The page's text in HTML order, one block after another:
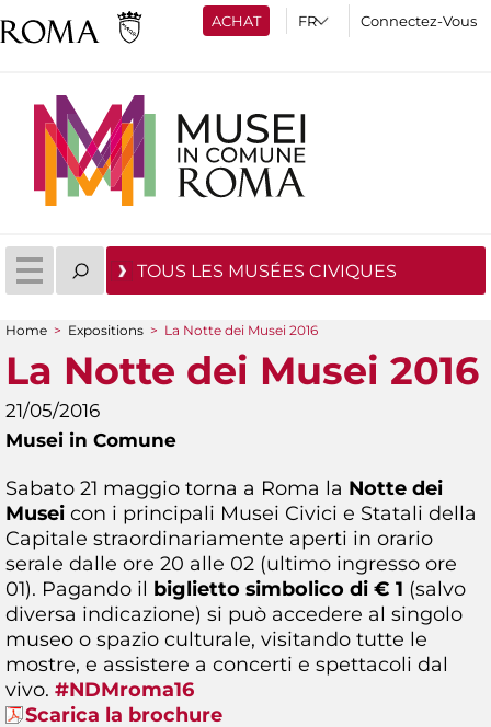
ACHAT Connectez-Vous
TOUS LES MUSÉES CIVIQUES
You are here
Home > Expositions > La Notte dei Musei 2016
La Notte dei Musei 2016
21/05/2016
Musei in Comune
Sabato 21 maggio torna a Roma la Notte dei
Musei con i principali Musei Civici e Statali della
Capitale straordinariamente aperti in orario
serale dalle ore 20 alle 02 (ultimo ingresso ore
01). Pagando il biglietto simbolico di € 1 (salvo
diversa indicazione) si può accedere al singolo
museo o spazio culturale, visitando tutte le
mostre, e assistere a concerti e spettacoli dal
vivo. #NDMroma16
Scarica la brochure